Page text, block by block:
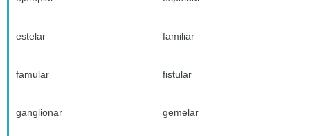
estelar familiar
famular fistular
ganglionar gemelar